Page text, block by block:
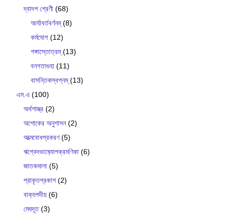
দ্বাদশ শ্রেণী (68)
আর্যাবর্তবর্ণনম্(8)
কর্মযোগ (12)
গঙ্গাস্তোত্রম্(13)
বনগতাগুহা (11)
বাসন্তিকস্বপ্নম্(13)
এম.এ (100)
অর্থশাস্ত্র (2)
অশোকের অনুশাসন(2)
আত্মবোধপ্রকরণ(5)
ঋগ্বেদভাষ‍্যোপক্রমণিকা (6)
জাতকমালা (5)
প্রাকৃতপ্রকাশ(2)
বাক‍্যপদীয় (6)
মেঘদূত(3)